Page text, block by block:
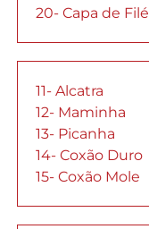
20- Capa de Filé
11- Alcatra
12- Maminha
13- Picanha
14- Coxão Duro
15- Coxão Mole